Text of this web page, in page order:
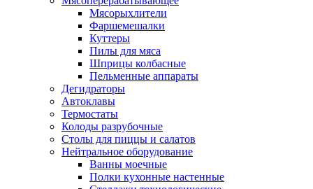
Мясорыхлители
Фаршемешалки
Куттеры
Пилы для мяса
Шприцы колбасные
Пельменные аппараты
Дегидраторы
Автоклавы
Термостаты
Колоды разрубочные
Столы для пиццы и салатов
Нейтральное оборудование
Ванны моечные
Полки кухонные настенные